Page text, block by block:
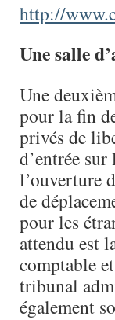
http://
Une salle
Une
pour la fin
privés de
d’entrée
l’ouverture
de
pour les
attendu est
comptable
tribunal
également